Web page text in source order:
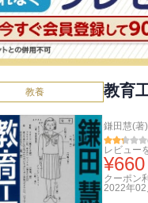
教養 教育
鎌田慧(著)
レビュー
¥660
クーポン
2022年02